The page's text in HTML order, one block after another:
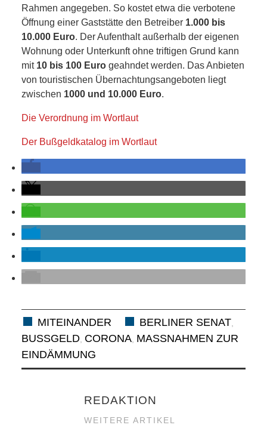
KONTAKT
Rahmen angegeben. So kostet etwa die verbotene
Öffnung einer Gaststätte den Betreiber 1.000 bis
10.000 Euro. Der Aufenthalt außerhalb der eigenen
Wohnung oder Unterkunft ohne triftigen Grund kann
mit 10 bis 100 Eurogeahndet werden. Das Anbieten
von touristischen Übernachtungsangeboten liegt
zwischen 1000 und 10.000 Euro.
Die Verordnung im Wortlaut
Der Bußgeldkatalog im Wortlaut
MITEINANDER BERLINER SENAT,
BUSSGELD , CORONA, MASSNAHMEN ZUR E
INDÄMMUNG
REDAKTION
WEITERE ARTIKEL